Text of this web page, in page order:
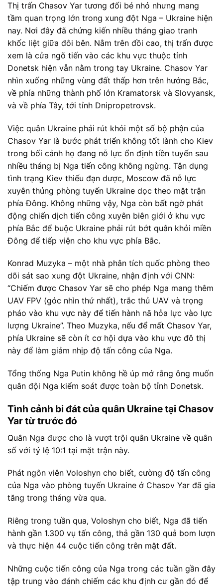
Thị trấn Chasov Yar tương đối bé nhỏ nhưng mang
tầm quan trọng lớn trong xung đột Nga – Ukraine hiện
nay. Nơi đây đã chứng kiến nhiều tháng giao tranh
khốc liệt giữa đôi bên. Nằm trên đồi cao, thị trấn được
xem là cửa ngõ tiến vào các khu vực thuộc tỉnh
Donetsk hiện vẫn nằm trong tay Ukraine. Chasov Yar
nhìn xuống những vùng đất thấp hơn trên hướng Bắc,
về phía những thành phố lớn Kramatorsk và Slovyansk,
và về phía Tây, tới tỉnh Dnipropetrovsk.
Việc quân Ukraine phải rút khỏi một số bộ phận của
Chasov Yar là bước phát triển không tốt lành cho Kiev
trong bối cảnh họ đang nỗ lực ổn định tiền tuyến sau
nhiều tháng bị Nga tiến công không ngừng. Tận dụng
tình trạng Kiev thiếu đạn dược, Moscow đã nỗ lực
xuyên thủng phòng tuyến Ukraine dọc theo mặt trận
phía Đông. Không những vậy, Nga còn bất ngờ phát
động chiến dịch tiến công xuyên biên giới ở khu vực
phía Bắc để buộc Ukraine phải rút bớt quân khỏi miền
Đông để tiếp viện cho khu vực phía Bắc.
Konrad Muzyka – một nhà phân tích quốc phòng theo
dõi sát sao xung đột Ukraine, nhận định với CNN:
“Chiếm được Chasov Yar sẽ cho phép Nga mang thêm
UAV FPV (góc nhìn thứ nhất), trắc thủ UAV và trọng
pháo vào khu vực này để tiến hành nã hỏa lực vào lực
lượng Ukraine”. Theo Muzyka, nếu để mất Chasov Yar,
phía Ukraine sẽ còn ít cơ hội dựa vào khu vực đô thị
này để làm giảm nhịp độ tấn công của Nga.
Tổng thống Nga Putin không hề úp mở rằng ông muốn
quân đội Nga kiểm soát được toàn bộ tỉnh Donetsk.
Tình cảnh bi đát của quân Ukraine tại Chasov
Yar từ trước đó
Quân Nga được cho là vượt trội quân Ukraine về quân
số với tỷ lệ 10:1 tại mặt trận này.
Phát ngôn viên Voloshyn cho biết, cường độ tấn công
của Nga vào phòng tuyến Ukraine ở Chasov Yar đã gia
tăng trong tháng vừa qua.
Riêng trong tuần qua, Voloshyn cho biết, Nga đã tiến
hành gần 1.300 vụ tấn công, thả gần 130 quả bom lượn
và thực hiện 44 cuộc tiến công trên mặt đất.
Những cuộc tiến công của Nga trong các tuần gần đây
tập trung vào đánh chiếm các khu định cư gần đó để